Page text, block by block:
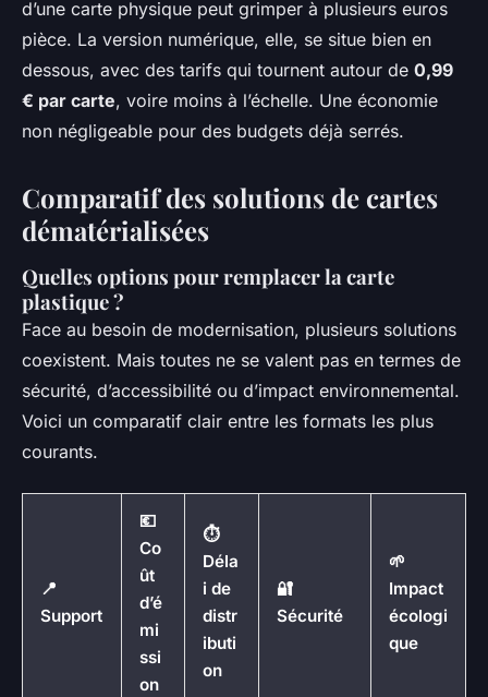
d’une carte physique peut grimper à plusieurs euros
pièce. La version numérique, elle, se situe bien en
dessous, avec des tarifs qui tournent autour de 0,99
€ par carte, voire moins à l’échelle. Une économie
non négligeable pour des budgets déjà serrés.
Comparatif des solutions de cartes
dématérialisées
Quelles options pour remplacer la carte
plastique ?
Face au besoin de modernisation, plusieurs solutions
coexistent. Mais toutes ne se valent pas en termes de
sécurité, d’accessibilité ou d’impact environnemental.
Voici un comparatif clair entre les formats les plus
courants.
📍
Support
💶
Co
ût
d’é
mi
ssi
on
⏱️
Déla
i de
distr
ibuti
on
🔐
Sécurité
🌱
Impact
écologi
que